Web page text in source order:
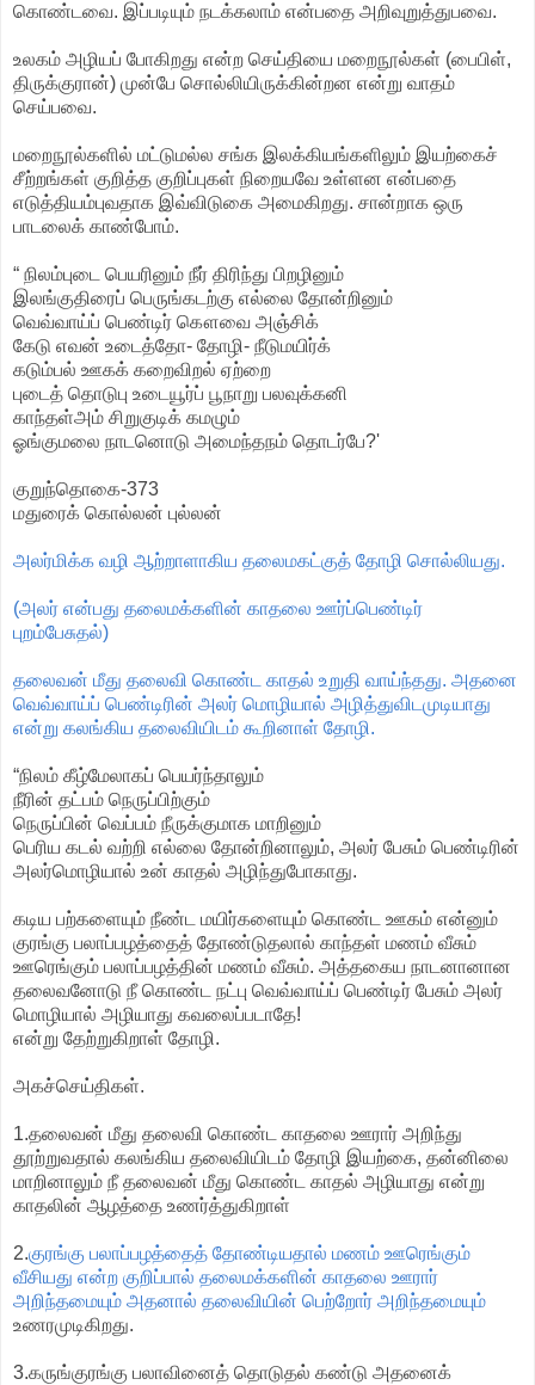
கொண்டவை. இப்படியும் நடக்கலாம் என்பதை அறிவுறுத்துபவை.
உலகம் அழியப் போகிறது என்ற செய்தியை மறைநூல்கள் (பைபிள்,
திருக்குரான்) முன்பே சொல்லியிருக்கின்றன என்று வாதம்
செய்பவை.
மறைநூல்களில் மட்டுமல்ல சங்க இலக்கியங்களிலும் இயற்கைச்
சீற்றங்கள் குறித்த குறிப்புகள் நிறையவே உள்ளன என்பதை
எடுத்தியம்புவதாக இவ்விடுகை அமைகிறது. சான்றாக ஒரு
பாடலைக் காண்போம்.
“ நிலம்புடை பெயரினும் நீர் திரிந்து பிறழினும்
இலங்குதிரைப் பெருங்கடற்கு எல்லை தோன்றினும்
வெவ்வாய்ப் பெண்டிர் கௌவை அஞ்சிக்
கேடு எவன் உடைத்தோ- தோழி- நீடுமயிர்க்
கடும்பல் ஊகக் கறைவிறல் ஏற்றை
புடைத் தொடுபு உடையூர்ப் பூநாறு பலவுக்கனி
காந்தள்அம் சிறுகுடிக் கமழும்
ஓங்குமலை நாடனொடு அமைந்தநம் தொடர்பே?'
குறுந்தொகை-373
மதுரைக் கொல்லன் புல்லன்
அலர்மிக்க வழி ஆற்றாளாகிய தலைமகட்குத் தோழி சொல்லியது.
(அலர் என்பது தலைமக்களின் காதலை ஊர்ப்பெண்டிர்
புறம்பேசுதல்)
தலைவன் மீது தலைவி கொண்ட காதல் உறுதி வாய்ந்தது. அதனை
வெவ்வாய்ப் பெண்டிரின் அலர் மொழியால் அழித்துவிடமுடியாது
என்று கலங்கிய தலைவியிடம் கூறினாள் தோழி.
“நிலம் கீழ்மேலாகப் பெயர்ந்தாலும்
நீரின் தட்பம் நெருப்பிற்கும்
நெருப்பின் வெப்பம் நீருக்குமாக மாறினும்
பெரிய கடல் வற்றி எல்லை தோன்றினாலும், அலர் பேசும் பெண்டிரின்
அலர்மொழியால் உன் காதல் அழிந்துபோகாது.
கடிய பற்களையும் நீண்ட மயிர்களையும் கொண்ட ஊகம் என்னும்
குரங்கு பலாப்பழத்தைத் தோண்டுதலால் காந்தள் மணம் வீசும்
ஊரெங்கும் பலாப்பழத்தின் மணம் வீசும். அத்தகைய நாடனானான
தலைவனோடு நீ கொண்ட நட்பு வெவ்வாய்ப் பெண்டிர் பேசும் அலர்
மொழியால் அழியாது கவலைப்படாதே!
என்று தேற்றுகிறாள் தோழி.
அகச்செய்திகள்.
1.தலைவன் மீது தலைவி கொண்ட காதலை ஊரார் அறிந்து
தூற்றுவதால் கலங்கிய தலைவியிடம் தோழி இயற்கை, தன்னிலை
மாறினாலும் நீ தலைவன் மீது கொண்ட காதல் அழியாது என்று
காதலின் ஆழத்தை உணர்த்துகிறாள்
2.குரங்கு பலாப்பழத்தைத் தோண்டியதால் மணம் ஊரெங்கும்
வீசியது என்ற குறிப்பால் தலைமக்களின் காதலை ஊரார்
அறிந்தமையும் அதனால் தலைவியின் பெற்றோர் அறிந்தமையும்
உணரமுடிகிறது.
3.கருங்குரங்கு பலாவினைத் தொடுதல் கண்டு அதனைக்